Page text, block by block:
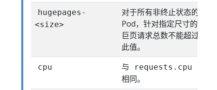
hugepages-
<size>
对于所有非终止状态的
Pod，针对指定尺寸的
巨页请求总数不能超过
此值。
cpu 与 requests.cpu
相同。